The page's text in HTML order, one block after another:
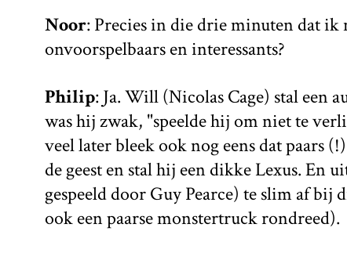
Noor: Precies in die drie minuten dat ik
onvoorspelbaars en interessants?
Philip: Ja. Will (Nicolas Cage) stal een
was hij zwak, "speelde hij om niet te
veel later bleek ook nog eens dat paars
de geest en stal hij een dikke Lexus. En
gespeeld door Guy Pearce) te slim af
ook een paarse monstertruck rondreed).